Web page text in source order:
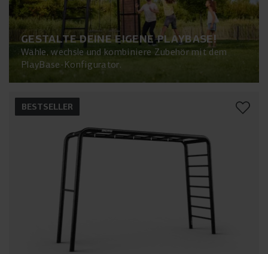
GESTALTE DEINE EIGENE PLAYBASE!
Wähle, wechsle und kombiniere Zubehör mit dem
PlayBase-Konfigurator.
BESTSELLER